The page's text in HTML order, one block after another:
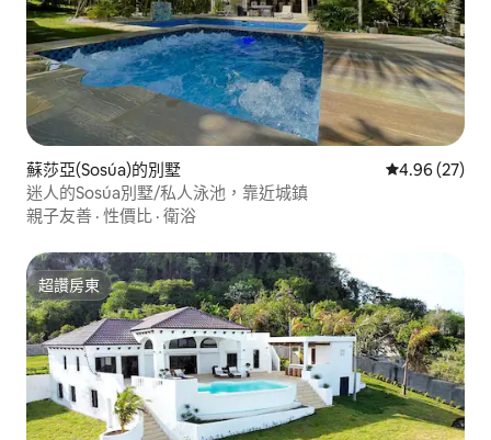
蘇莎亞(Sosúa)的別墅 從 27 則評價
4.96 (27)
迷人的Sosúa別墅/私人泳池，靠近城鎮
親子友善 · 性價比 · 衛浴
超讚房東
超讚房東